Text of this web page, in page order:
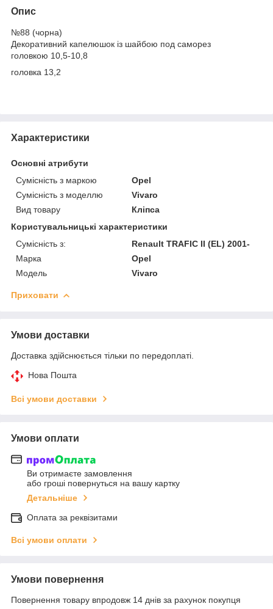
Опис
№88 (чорна)
Декоративний капелюшок із шайбою под саморез
головкою 10,5-10,8
головка 13,2
Характеристики
Основні атрибути
Сумісність з маркою
Opel
Сумісність з моделлю
Vivaro
Вид товару
Кліпса
Користувальницькі характеристики
Сумісність з:
Renault TRAFIC II (EL) 2001-
Марка
Opel
Модель
Vivaro
Приховати
Умови доставки
Доставка здійснюється тільки по передоплаті.
Нова Пошта
Всі умови доставки
Умови оплати
Ви отримаєте замовлення
або гроші повернуться на вашу картку
Детальніше
Оплата за реквізитами
Всі умови оплати
Умови повернення
Повернення товару впродовж 14 днів за рахунок покупця